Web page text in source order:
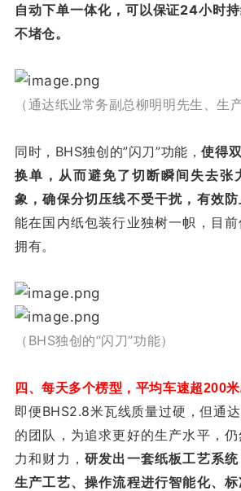
自动下单一体化，可以保证24小时持
不堵仓。
（通达纸业常务副总柳明明先生、生
同时，BHS独创的”闪刀”功能，使得
换单，从而避免了切断瞬间失去张
象，确保分切压线不受干扰，有效
能在国内纸包装行业独树一帜，目
拥有。
（BHS独创的“闪刀”功能）
四、每天多个楞型，平均车速超200
即便BHS2.8米瓦线质量过硬，但通
的团队，为追求更好的生产水平，
力和财力， 研发出一套纸板工艺系
生产工艺、操作流程进行智能化、